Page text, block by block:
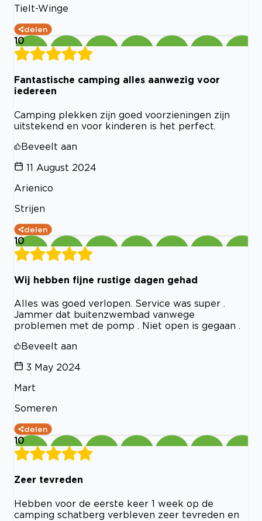
Tielt-Winge
delen
10
Fantastische camping alles aanwezig voor
iedereen
Camping plekken zijn goed voorzieningen zijn
uitstekend en voor kinderen is het perfect.
Beveelt aan
11 August 2024
Arienico
Strijen
delen
10
Wij hebben fijne rustige dagen gehad
Alles was goed verlopen. Service was super .
Jammer dat buitenzwembad vanwege
problemen met de pomp . Niet open is gegaan .
Beveelt aan
3 May 2024
Mart
Someren
delen
10
Zeer tevreden
Hebben voor de eerste keer 1 week op de
camping schatberg verbleven zeer tevreden en